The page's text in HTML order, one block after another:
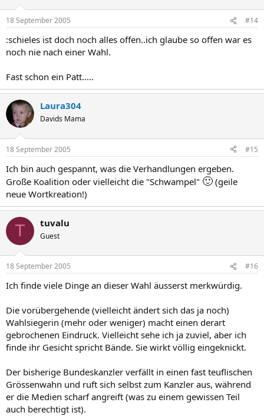
18 September 2005 #14
:schieles ist doch noch alles offen..ich glaube so offen war es
noch nie nach einer Wahl.
Fast schon ein Patt.....
Laura304
Davids Mama
18 September 2005 #15
Ich bin auch gespannt, was die Verhandlungen ergeben.
Große Koalition oder vielleicht die "Schwampel" 🙂 (geile
neue Wortkreation!)
T tuvalu
Guest
18 September 2005 #16
Ich finde viele Dinge an dieser Wahl äusserst merkwürdig.
Die vorübergehende (vielleicht ändert sich das ja noch)
Wahlsiegerin (mehr oder weniger) macht einen derart
gebrochenen Eindruck. Vielleicht sehe ich ja zuviel, aber ich
finde ihr Gesicht spricht Bände. Sie wirkt völlig eingeknickt.
Der bisherige Bundeskanzler verfällt in einen fast teuflischen
Grössenwahn und ruft sich selbst zum Kanzler aus, während
er die Medien scharf angreift (was zu einem gewissen Teil
auch berechtigt ist).